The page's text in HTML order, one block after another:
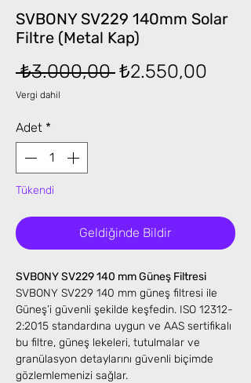
SVBONY SV229 140mm Solar
Filtre (Metal Kap)
₺3.000,00 Normal
₺2.550,00
Vergi dahil
Adet *
Tükendi
Geldiğinde Bildir
SVBONY SV229 140 mm Güneş Filtresi
SVBONY SV229 140 mm güneş filtresi ile
Güneş’i güvenli şekilde keşfedin. ISO 12312-
2:2015 standardına uygun ve AAS sertifikalı
bu filtre, güneş lekeleri, tutulmalar ve
granülasyon detaylarını güvenli biçimde
gözlemlemenizi sağlar.